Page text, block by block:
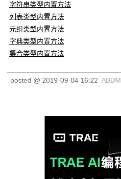
字符串类型内置方法
列表类型内置方法
元组类型内置方法
字典类型内置方法
集合类型内置方法
posted @ 2019-09-04 16:22 ABDM